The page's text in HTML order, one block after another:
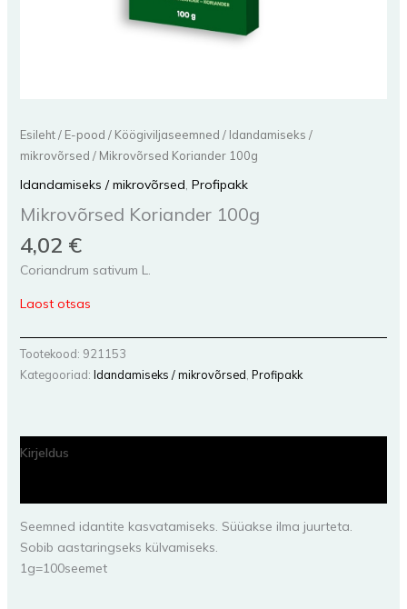
Esileht/ E-pood / Köögiviljaseemned / Idandamiseks /
mikrovõrsed / Mikrovõrsed Koriander 100g
Idandamiseks / mikrovõrsed, Profipakk
Mikrovõrsed Koriander 100g
4,02 €
Coriandrum sativum L.
Laost otsas
Tootekood: 921153
Kategooriad: Idandamiseks / mikrovõrsed Profipakk
Kirjeldus
Seemned idantite kasvatamiseks. Süüakse ilma juurteta.
Sobib aastaringseks külvamiseks.
1g=100seemet